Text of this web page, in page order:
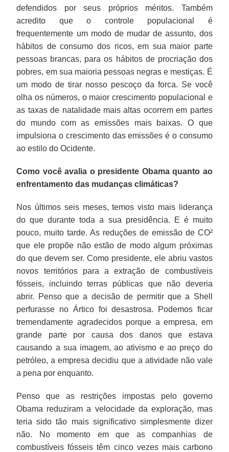
defendidos por seus próprios méritos. Também
acredito que o controle populacional é
frequentemente um modo de mudar de assunto, dos
hábitos de consumo dos ricos, em sua maior parte
pessoas brancas, para os hábitos de procriação dos
pobres, em sua maioria pessoas negras e mestiças. É
um modo de tirar nosso pescoço da forca. Se você
olha os números, o maior crescimento populacional e
as taxas de natalidade mais altas ocorrem em partes
do mundo com as emissões mais baixas. O que
impulsiona o crescimento das emissões é o consumo
ao estilo do Ocidente.
Como você avalia o presidente Obama quanto ao
enfrentamento das mudanças climáticas?
Nos últimos seis meses, temos visto mais liderança
do que durante toda a sua presidência. E é muito
pouco, muito tarde. As reduções de emissão de CO²
que ele propõe não estão de modo algum próximas
do que devem ser. Como presidente, ele abriu vastos
novos territórios para a extração de combustíveis
fósseis, incluindo terras públicas que não deveria
abrir. Penso que a decisão de permitir que a Shell
perfurasse no Ártico foi desastrosa. Podemos ficar
tremendamente agradecidos porque a empresa, em
grande parte por causa dos danos que estava
causando a sua imagem, ao ativismo e ao preço do
petróleo, a empresa decidiu que a atividade não vale
a pena por enquanto.
Penso que as restrições impostas pelo governo
Obama reduziram a velocidade da exploração, mas
teria sido tão mais significativo simplesmente dizer
não. No momento em que as companhias de
combustíveis fósseis têm cinco vezes mais carbono